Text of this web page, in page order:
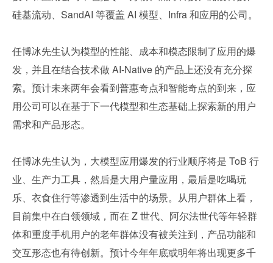
硅基流动、SandAI 等覆盖 AI 模型、Infra 和应用的公司。
任博冰先生认为模型的性能、成本和模态限制了应用的爆
发，并且在结合技术做 AI-Native 的产品上还没有充分探
索。预计未来两年会看到普惠奇点和智能奇点的到来，应
用公司可以在基于下一代模型和生态基础上探索新的用户
需求和产品形态。
任博冰先生认为，大模型应用爆发的行业顺序将是 ToB 行
业、生产力工具，然后是大用户量应用，最后是吃喝玩
乐、衣食住行等渗透到生活中的场景。从用户群体上看，
目前集中在白领领域，而在 Z 世代、阿尔法世代等年轻群
体和重度手机用户的老年群体没有被关注到，产品功能和
交互形态也有待创新。预计今年年底或明年将出现更多千